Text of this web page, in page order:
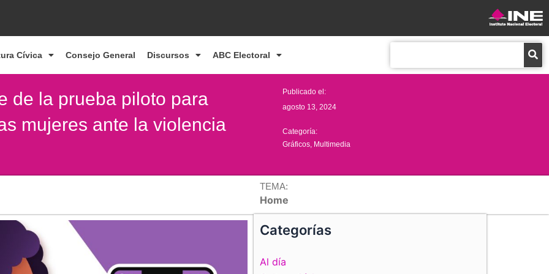
Cívica Consejo General Discursos ABC Electoral
de la prueba piloto para
mujeres ante la violencia
Publicado el:
agosto 13, 2024
Categoría:
Gráficos Multimedia
TEMA:
Home
Categorías
Al día